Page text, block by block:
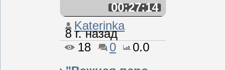
00:27:14
Katerinka
8 г. назад
18
0
0.0